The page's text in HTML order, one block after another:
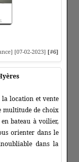
[07-02-2023] [#6]
location et vente
multitude de choix
bateau à voilier,
orienter dans le
dans la